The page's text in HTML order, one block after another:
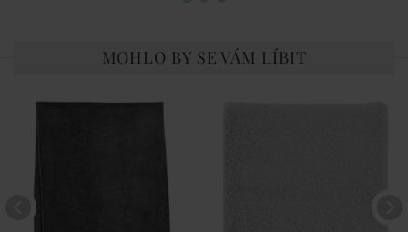
MOHLO BY SE VÁM LÍBIT